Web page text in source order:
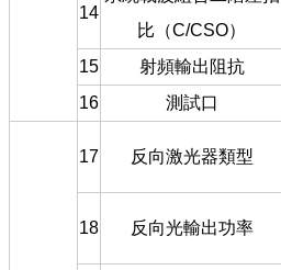
14
比（C/CSO）
15 射頻輸出阻抗
16
測試口
17 反向激光器類型
18 反向光輸出功率